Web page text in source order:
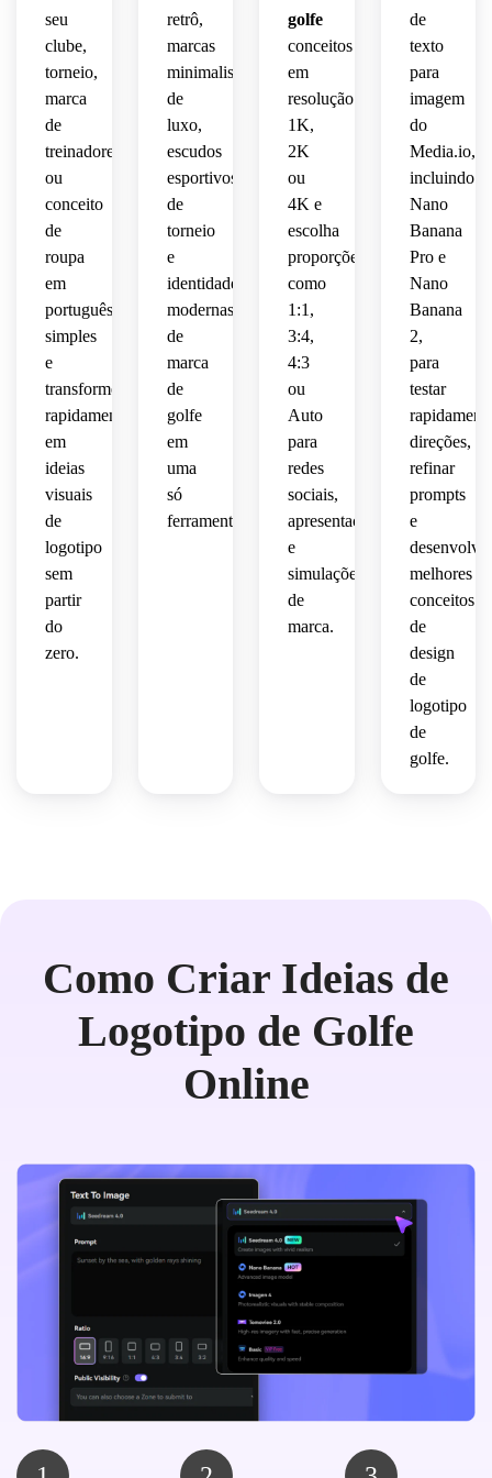
equilibrada,
contornos
vetoriais
clima
premium
de
country
club,
negativo
limpo
acabamento
branding
sofisticado.
marinho
suave,
vintage
impressão,
excelente
composição
centralizada
detalhes
e
clubhouse,
para
sofisticados.
contornos
fortes,
visual
vetorial
merchandising.
clima
linhas
vetoriais
precisas
e
layout
para
etiquetas,
bonés,
polos
redes
seu
clube,
torneio,
marca
de
treinadores
ou
conceito
de
roupa
em
português
simples
e
transforme
rapidamente
em
ideias
visuais
de
logotipo
sem
partir
do
zero.
retrô,
marcas
minimalistas
de
luxo,
escudos
esportivos
de
torneio
e
identidades
modernas
de
marca
de
golfe
em
uma
só
ferramenta.
golfe
conceitos
em
resolução
1K,
2K
ou
4K e
escolha
proporções
como
1:1,
3:4,
4:3
ou
Auto
para
redes
sociais,
apresentações
e
simulações
de
marca.
de
texto
para
imagem
do
Media.io,
incluindo
Nano
Banana
Pro e
Nano
Banana
2,
para
testar
direções,
refinar
prompts
e
desenvolver
melhores
conceitos
de
design
de
logotipo
de
golfe.
Como Criar Ideias de
Logotipo de Golfe
Online